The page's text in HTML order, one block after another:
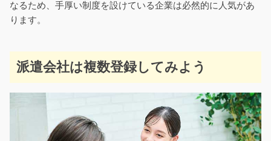
なるため、手厚い制度を設けている企業は必然的に人気があ
ります。
派遣会社は複数登録してみよう